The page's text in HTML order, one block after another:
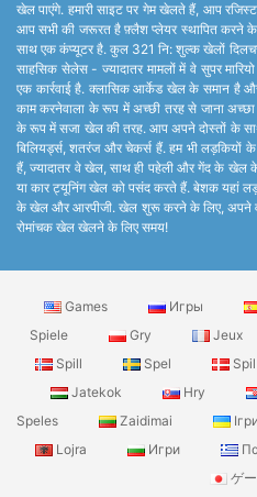
खेल पाएंगे. हमारी साइट पर गेम खेलते हैं, आप
आप सभी की जरूरत है फ़्लैश प्लेयर स्थापित करने
साथ एक कंप्यूटर है. कुल 321 नि: शुल्क खेलों
साहसिक सेलेस - ज्यादातर मामलों में वे सुपर
एक कार्रवाई है. क्लासिक आर्केड खेल के समान है
काम करनेवाला के रूप में अच्छी तरह से जाना
के रूप में सजा खेल की तरह. आप अपने दोस्तों के
बिलियर्ड्स, शतरंज और चेकर्स हैं. हम भी
हैं, ज्यादातर वे खेल, साथ ही पहेली और गेंद के खेल
या कार ट्यूनिंग खेल को पसंद करते हैं. बेशक यहां
के खेल और आरपीजी. खेल शुरू करने के लिए, अपने
रोमांचक खेल खेलने के लिए समय!
Games Игры
Spiele
Gry Jeux
Spill
Spel Spil
Jatekok
Hry
Speles
Zaidimai
Lojra
Игри
ゲ